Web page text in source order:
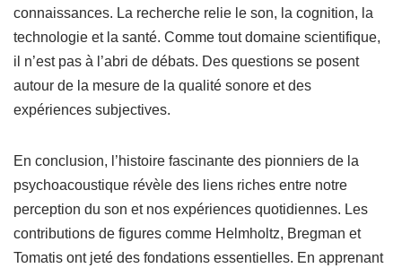
connaissances. La recherche relie le son, la cognition, la
technologie et la santé. Comme tout domaine scientifique,
il n’est pas à l’abri de débats. Des questions se posent
autour de la mesure de la qualité sonore et des
expériences subjectives.
En conclusion, l’histoire fascinante des pionniers de la
psychoacoustique révèle des liens riches entre notre
perception du son et nos expériences quotidiennes. Les
contributions de figures comme Helmholtz, Bregman et
Tomatis ont jeté des fondations essentielles. En apprenant